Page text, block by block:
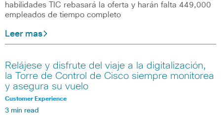
habilidades TIC rebasará la oferta y harán falta 449,000
empleados de tiempo completo
Leer mas
Relájese y disfrute del viaje a la digitalización,
la Torre de Control de Cisco siempre monitorea
y asegura su vuelo
Customer Experience
3 min read